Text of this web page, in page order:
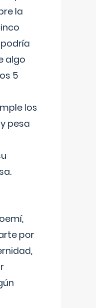
la
algo
5
los
pesa
por